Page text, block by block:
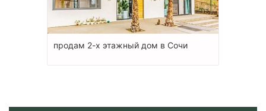
продам 2-х этажный дом в Сочи